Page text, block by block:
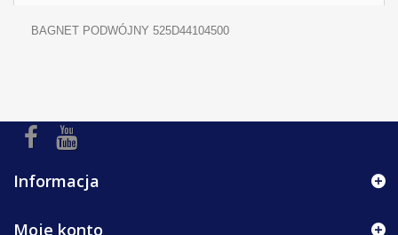
BAGNET PODWÓJNY 525D44104500
Informacja
Moje konto